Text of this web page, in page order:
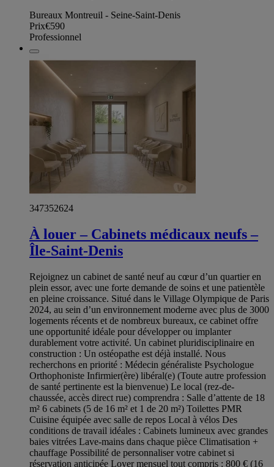
Bureaux Montreuil - Seine-Saint-Denis
Prix€590
Professionnel
347352624
À louer – Cabinets médicaux neufs –
Île-Saint-Denis
Rejoignez un cabinet de santé neuf au cœur d’un quartier en
plein essor, avec une forte demande de soins et une patientèle
en pleine croissance. Situé dans le Village Olympique de Paris
2024, au sein d’un environnement moderne avec plus de 3000
logements récents et de nombreux bureaux, ce cabinet offre
une opportunité idéale pour développer ou implanter
durablement votre activité. Un cabinet pluridisciplinaire en
construction : Un ostéopathe est déjà installé. Nous
recherchons en priorité : Médecin généraliste Psychologue
Orthophoniste Infirmier(ère) libéral(e) (Toute autre profession
de santé pertinente est la bienvenue) Le local (rez-de-
chaussée, accès direct rue) comprendra : Salle d’attente de 18
m² 6 cabinets (5 de 16 m² et 1 de 20 m²) Toilettes PMR
Cuisine équipée avec salle de repos Local à vélos Des
conditions de travail idéales : Cabinets lumineux avec grandes
baies vitrées Lave-mains dans chaque pièce Climatisation +
chauffage Possibilité de personnaliser votre cabinet si
réservation anticipée Loyer mensuel tout compris : 800 € (16